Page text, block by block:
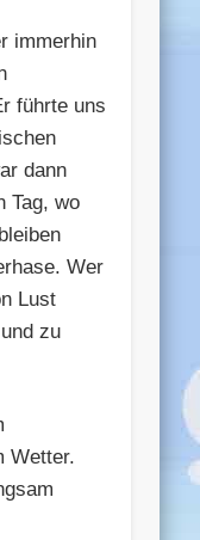
immerhin
führte uns
dann
Tag, wo
Wer
Lust
zu
Wetter.